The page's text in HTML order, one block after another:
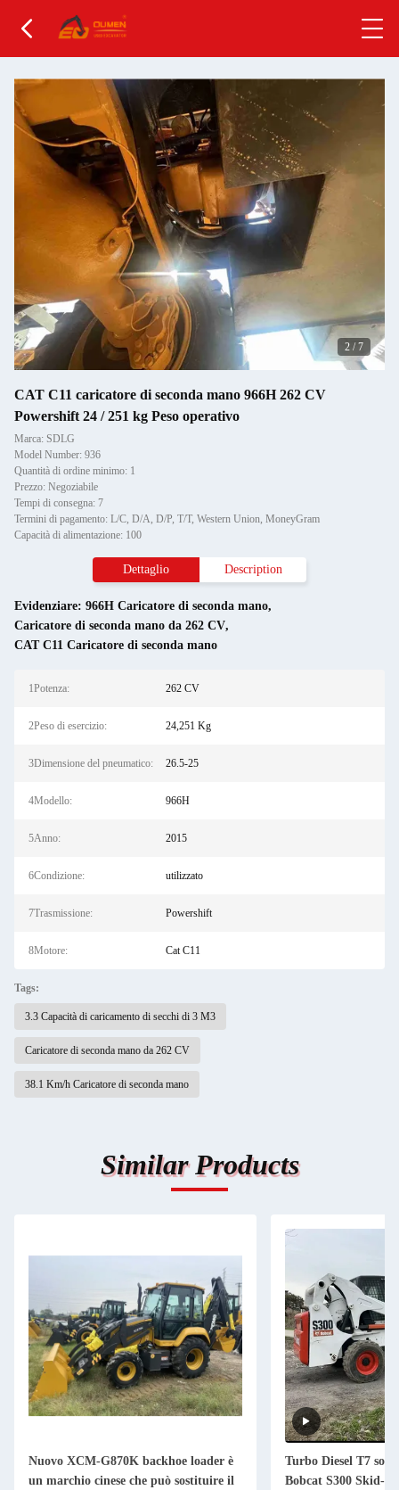
2 /7
CAT C11 caricatore di seconda mano 966H 262 CV
Powershift 24 / 251 kg Peso operativo
Marca: SDLG
Model Number: 936
Quantità di ordine minimo: 1
Prezzo: Negoziabile
Tempi di consegna: 7
Termini di pagamento: L/C, D/A, D/P, T/T, Western Union, MoneyGram
Capacità di alimentazione: 100
Dettaglio Description
Evidenziare: 966H Caricatore di seconda mano,
Caricatore di seconda mano da 262 CV,
CAT C11 Caricatore di seconda mano
1Potenza: 262 CV
2Peso di esercizio: 24,251 Kg
3Dimensione del pneumatico: 26.5-25
4Modello: 966H
5Anno: 2015
6Condizione: utilizzato
7Trasmissione: Powershift
8Motore: Cat C11
Tags:
3.3 Capacità di caricamento di secchi di 3 M3
Caricatore di seconda mano da 262 CV
38.1 Km/h Caricatore di seconda mano
Similar Products
Nuovo XCM-G870K backhoe loader è
un marchio cinese che può sostituire il
Turbo Diesel T7
Bobcat S300 Skid-